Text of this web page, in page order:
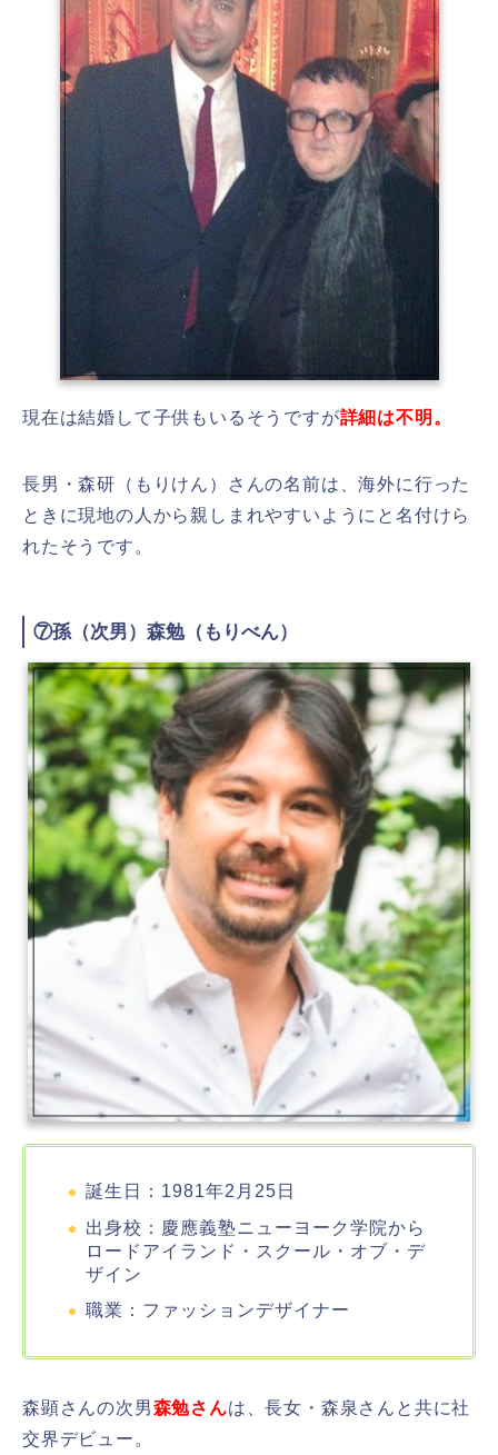
現在は結婚して子供もいるそうですが詳細は不明。
長男・森研（もりけん）さんの名前は、海外に行った
ときに現地の人から親しまれやすいようにと名付けら
れたそうです。
⑦孫（次男）森勉（もりべん）
誕生日：1981年2月25日
出身校：慶應義塾ニューヨーク学院から
ロードアイランド・スクール・オブ・デ
ザイン
職業：ファッションデザイナー
森顕さんの次男森勉さんは、長女・森泉さんと共に社
交界デビュー。